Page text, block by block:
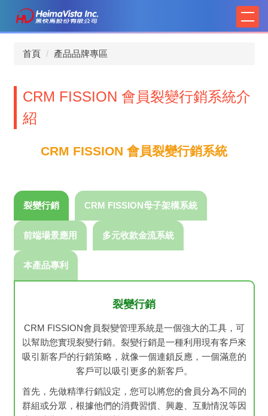
主
區
首頁 產品品牌專區
CRM FISSION 會員裂變行銷系統介
紹
CRM FISSION 會員裂變行銷系統
裂變行銷
裂變行銷
CRM FISSION會員裂變管理系統是一個強大的工具，可
以幫助您實現裂變行銷。裂變行銷是一種利用現有客戶來
吸引新客戶的行銷策略，就像一個連鎖反應，一個滿意的
客戶可以吸引更多的新客戶。
首先，先做精準行銷設定，您可以將您的會員分為不同的
群組或分眾，根據他們的消費習慣、興趣、互動情況等因
CRM FISSION母子架構系統
前端場景應用 多元收款金流系統
本產品專利